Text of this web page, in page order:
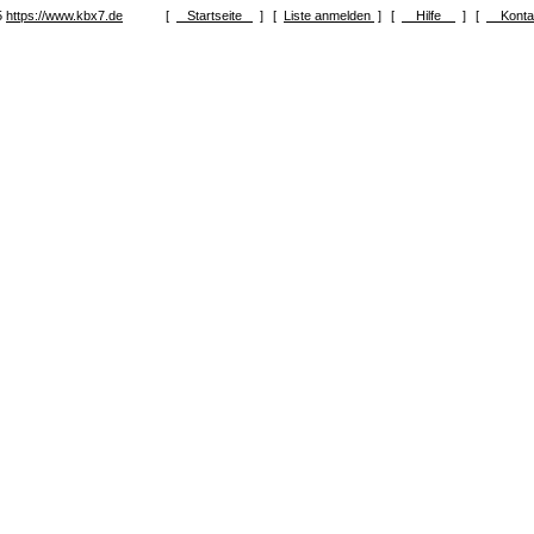
https://www.kbx7.de [ Startseite ] [ Liste anmelden ] [ Hilfe ] [